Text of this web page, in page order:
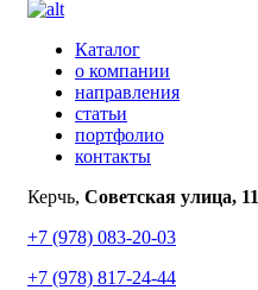
Каталог
о компании
направления
статьи
портфолио
контакты
Керчь, Советская улица, 11
+7 (978) 083-20-03
+7 (978) 817-24-44